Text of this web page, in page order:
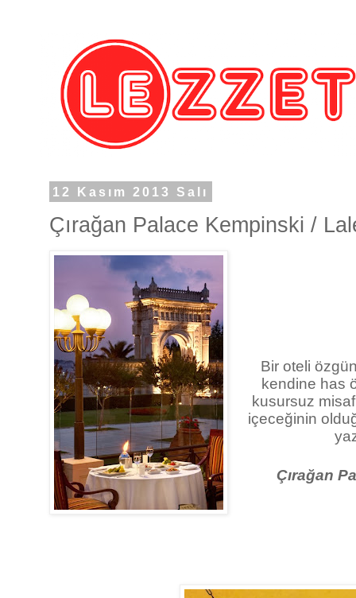
12 Kasım 2013 Salı
Çırağan Palace Kempinski /
Bir oteli
kendine has
kusursuz
içeceğinin
Çırağan